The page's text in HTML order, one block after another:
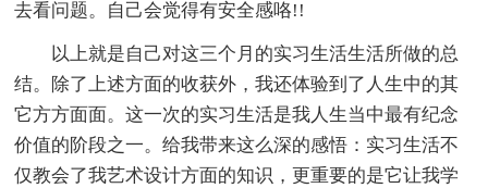
去看问题。自己会觉得有安全感咯!!
以上就是自己对这三个月的实习生活生活所做的总
结。除了上述方面的收获外，我还体验到了人生中的其
它方方面面。这一次的实习生活是我人生当中最有纪念
价值的阶段之一。给我带来这么深的感悟：实习生活不
仅教会了我艺术设计方面的知识，更重要的是它让我学